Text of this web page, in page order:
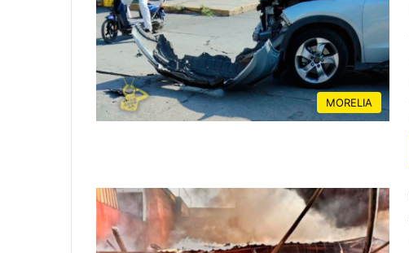
MORELIA